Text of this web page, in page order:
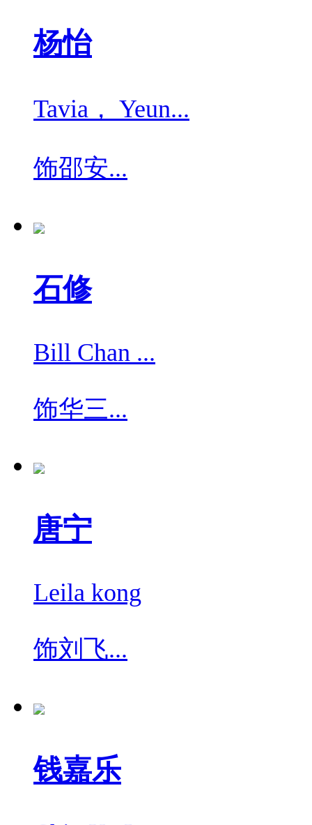
杨怡
Tavia， Yeun...
饰邵安...
石修
Bill Chan ...
饰华三...
唐宁
Leila kong
饰刘飞...
钱嘉乐